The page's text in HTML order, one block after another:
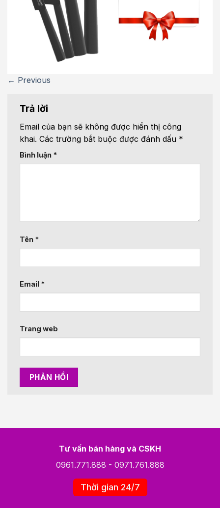
← Previous
Trả lời
Email của bạn sẽ không được hiển thị công
khai. Các trường bắt buộc được đánh dấu *
Bình luận *
Tên *
Email *
Trang web
Tư vấn bán hàng và CSKH
0961.771.888 - 0971.761.888
Thời gian 24/7